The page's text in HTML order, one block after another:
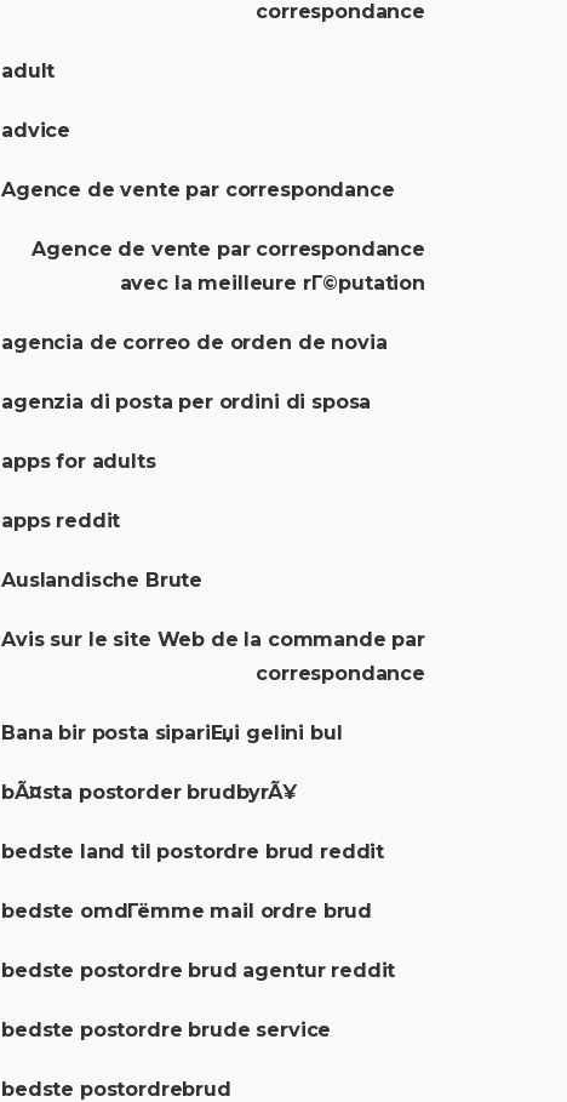
correspondance
adult
advice
Agence de vente par correspondance
Agence de vente par correspondance
avec la meilleure rГ©putation
agencia de correo de orden de novia
agenzia di posta per ordini di sposa
apps for adults
apps reddit
Auslandische Brute
Avis sur le site Web de la commande par
correspondance
Bana bir posta sipariЕџi gelini bul
bÃ¤sta postorder brudbyrÃ¥
bedste land til postordre brud reddit
bedste omdГёmme mail ordre brud
bedste postordre brud agentur reddit
bedste postordre brude service
bedste postordrebrud